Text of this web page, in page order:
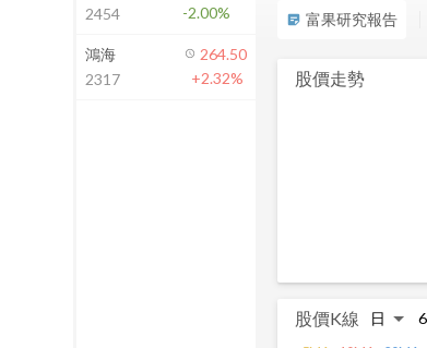
前往方案訂閱
如何綁定合作券商
sticky_note_2 富果研究報告
股價走勢
股價K線
2454
-2.00%
鴻海
2317
264.50
+2.32%